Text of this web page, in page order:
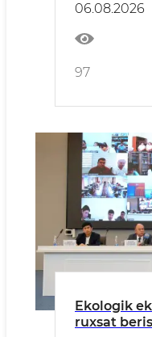
boʻyicha
06.08.2026
97
Ekologik
ruxsat